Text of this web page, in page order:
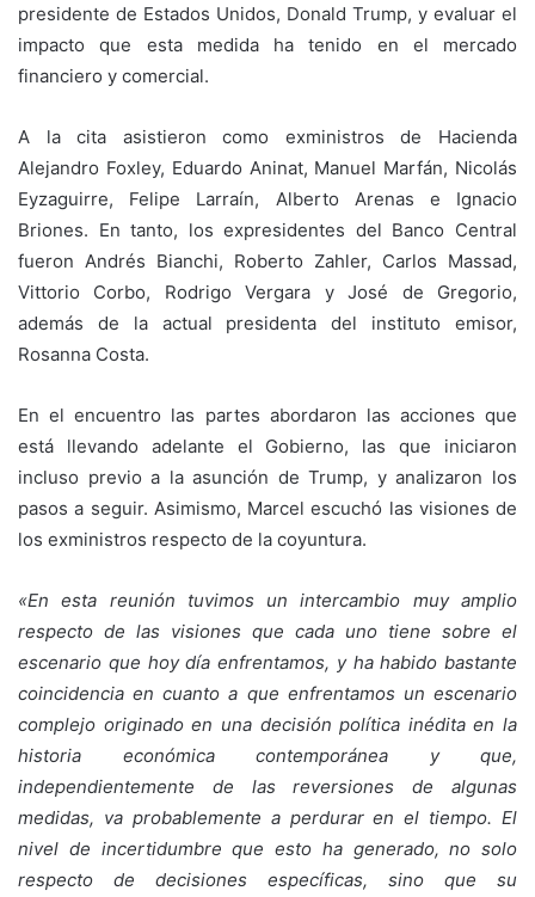
presidente de Estados Unidos, Donald Trump, y evaluar el
impacto que esta medida ha tenido en el mercado
financiero y comercial.
A la cita asistieron como exministros de Hacienda
Alejandro Foxley, Eduardo Aninat, Manuel Marfán, Nicolás
Eyzaguirre, Felipe Larraín, Alberto Arenas e Ignacio
Briones. En tanto, los expresidentes del Banco Central
fueron Andrés Bianchi, Roberto Zahler, Carlos Massad,
Vittorio Corbo, Rodrigo Vergara y José de Gregorio,
además de la actual presidenta del instituto emisor,
Rosanna Costa.
En el encuentro las partes abordaron las acciones que
está llevando adelante el Gobierno, las que iniciaron
incluso previo a la asunción de Trump, y analizaron los
pasos a seguir. Asimismo, Marcel escuchó las visiones de
los exministros respecto de la coyuntura.
«En esta reunión tuvimos un intercambio muy amplio
respecto de las visiones que cada uno tiene sobre el
escenario que hoy día enfrentamos, y ha habido bastante
coincidencia en cuanto a que enfrentamos un escenario
complejo originado en una decisión política inédita en la
historia económica contemporánea y que,
independientemente de las reversiones de algunas
medidas, va probablemente a perdurar en el tiempo. El
nivel de incertidumbre que esto ha generado, no solo
respecto de decisiones específicas, sino que su